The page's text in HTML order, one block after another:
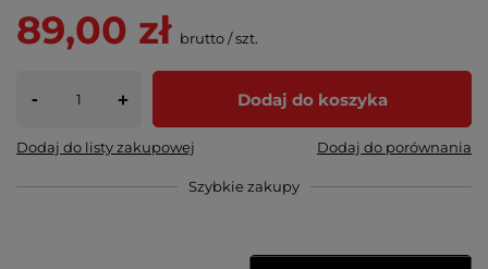
89,00 zł brutto/szt.
- + Dodaj do koszyka
Dodaj do listy zakupowej Dodaj do porównania
Szybkie zakupy